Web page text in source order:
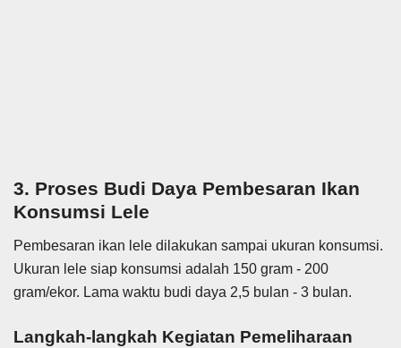
3. Proses Budi Daya Pembesaran Ikan
Konsumsi Lele
Pembesaran ikan lele dilakukan sampai ukuran konsumsi.
Ukuran lele siap konsumsi adalah 150 gram - 200
gram/ekor. Lama waktu budi daya 2,5 bulan - 3 bulan.
Langkah-langkah Kegiatan Pemeliharaan